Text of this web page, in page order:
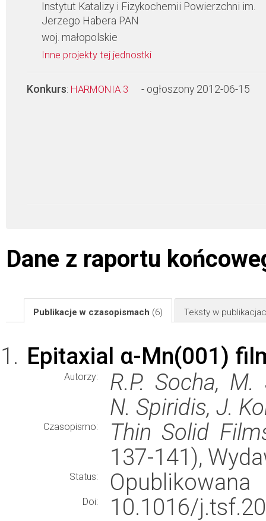
Instytut Katalizy i Fizykochemii Powierzchni im.
Jerzego Habera PAN
woj. małopolskie
Inne projekty tej jednostki
Konkurs: HARMONIA 3 - ogłoszony 2012-06-15
Dane z raportu
Publikacje w czasopismach (6) Teksty w
Epitaxial α-Mn(001)
Autorzy:
R.P. Socha, M.
N. Spiridis, J.
Czasopismo:
Thin Solid
137-141),
Status: Opublikowana
Doi:
10.1016/